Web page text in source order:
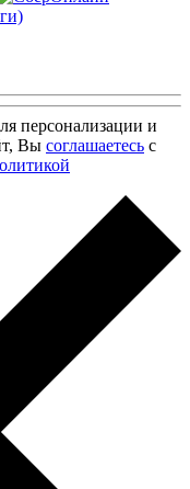
персонализации и
Вы соглашаетесь с